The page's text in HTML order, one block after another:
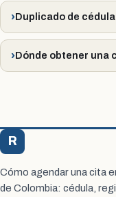
Duplicado de
Dónde obtener una
R
Cómo agendar una cita
de Colombia: cédula,